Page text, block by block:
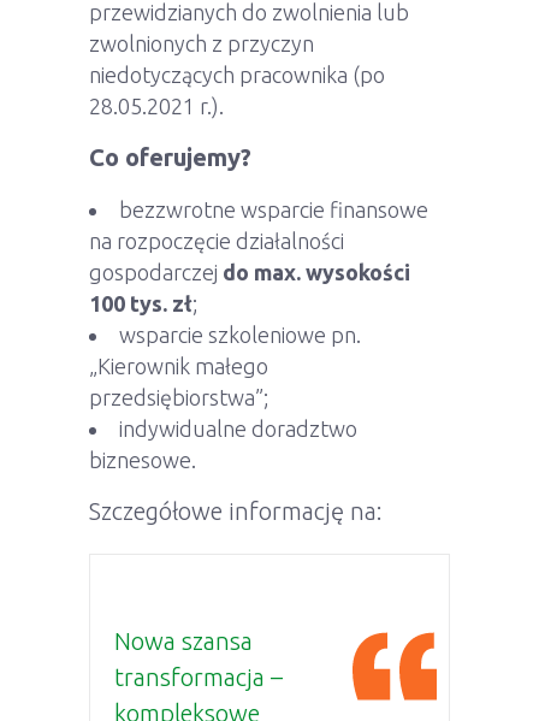
przewidzianych do zwolnienia lub
zwolnionych z przyczyn
niedotyczących pracownika (po
28.05.2021 r.).
Co oferujemy?
bezzwrotne wsparcie finansowe
na rozpoczęcie działalności
gospodarczej do max. wysokości
100 tys. zł;
wsparcie szkoleniowe pn.
„Kierownik małego
przedsiębiorstwa”;
indywidualne doradztwo
biznesowe.
Szczegółowe informację na:
Nowa szansa
transformacja –
kompleksowe